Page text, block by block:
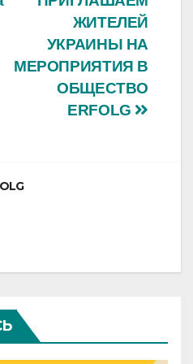
ЖИТЕЛЕЙ
УКРАИНЫ НА
МЕРОПРИЯТИЯ В
ОБЩЕСТВО
ERFOLG